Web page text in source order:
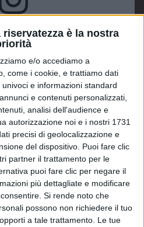
è la nostra
e/o accediamo a
come i cookie, e trattiamo dati
e informazioni standard
e contenuti personalizzati,
analisi dell'audience e
autorizzazione noi e i nostri 1731
precisi di geolocalizzazione e
del dispositivo. Puoi fare clic
partner il trattamento per le
puoi fare clic per negare il
più dettagliate e modificare
Si rende noto che
possono non richiedere il tuo
a tale trattamento. Le tue
post su Instagram
(@coma_cose)
& Kremont, fonde
. Ha unritmo che